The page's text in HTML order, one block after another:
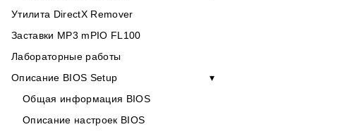
Утилита DirectX Remover
Заставки MP3 mPIO FL100
Лабораторные работы
Описание BIOS Setup
Общая информация BIOS
Описание настроек BIOS